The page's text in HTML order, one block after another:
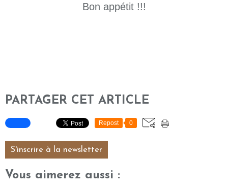
Bon appétit !!!
PARTAGER CET ARTICLE
Repost 0
S'inscrire à la newsletter
Vous aimerez aussi :